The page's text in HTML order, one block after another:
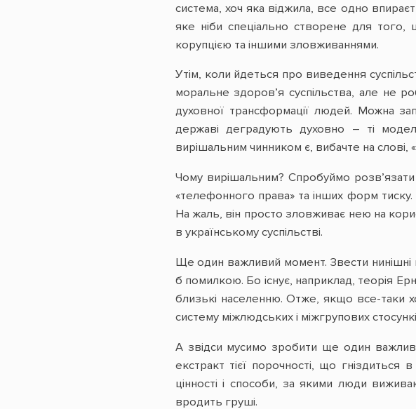
система, хоч яка віджила, все одно
яке ніби спеціально створене для
корупцією та іншими зловживаннями.
Утім, коли йдеться про виведення
моральне здоров’я суспільства, але не
духовної трансформації людей. Можна
державі деградують духовно – ті
вирішальним чинником є, вибачте на слові,
Чому вирішальним? Спробуймо розв’язати
«телефонного права» та інших форм
На жаль, він просто зловживає нею на
в українському суспільстві.
Ще один важливий момент. Звести нинішні
б помилкою. Бо існує, наприклад, теорія
близькі населенню. Отже, якщо все-таки
систему міжлюдських і міжгрупових
А звідси мусимо зробити ще один
екстракт тієї порочності, що
цінності і способи, за якими люди
вродить груші.